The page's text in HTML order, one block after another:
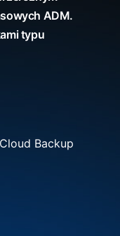
ADM.
typu
Backup